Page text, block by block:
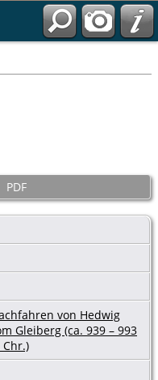
PDF
von Hedwig
Gleiberg (ca. 939 – 993
Chr.)